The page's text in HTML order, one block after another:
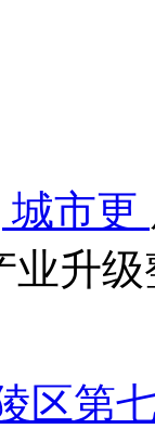
城市更
业升
区第